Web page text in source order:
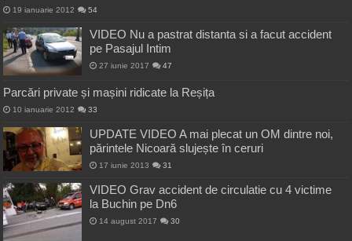
19 ianuarie 2012 54
VIDEO Nu a pastrat distanta si a facut accident
pe Pasajul Intim
27 iunie 2017 47
Parcări private și mașini ridicate la Reșița
10 ianuarie 2012 33
UPDATE VIDEO A mai plecat un OM dintre noi,
părintele Nicoară slujește în ceruri
17 iunie 2013 31
VIDEO Grav accident de circulatie cu 4 victime
la Buchin pe Dn6
14 august 2017 30